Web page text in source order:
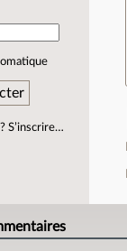
S’inscrire…